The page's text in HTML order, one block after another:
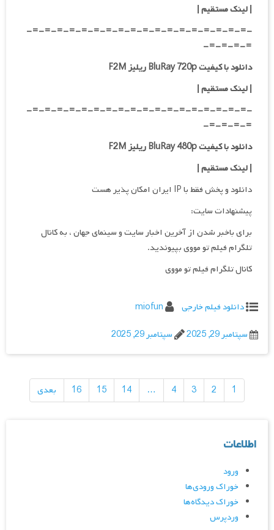
| لینک مستقیم |
-=-=-=-=-=-=-=-=-=-=-=-=-=-=-=-=-=-=-
=-=-=-=-
دانلود با کیفیت BluRay 720p ریلیز F2M
| لینک مستقیم |
-=-=-=-=-=-=-=-=-=-=-=-=-=-=-=-=-=-=-
=-=-=-=-
دانلود با کیفیت BluRay 480p ریلیز F2M
| لینک مستقیم |
دانلود و پخش فقط با IP ایران امکان پذیر هست
پیشنهادات سایت:
برای باخبر شدن از آخرین اخبار سایت و سینمای جهان ، به کانال
تلگرام فیلم تو مووی بپیوندید.
کانال تلگرام فیلم تو مووی
دانلود فیلم خارجی
miofun
سپتامبر 29, 2025
سپتامبر 29, 2025
راهبری
نوشته‌ها
1
2
3
4
…
14
15
16 بعدی
اطلاعات
ورود
خوراک ورودی‌ها
خوراک دیدگاه‌ها
وردپرس